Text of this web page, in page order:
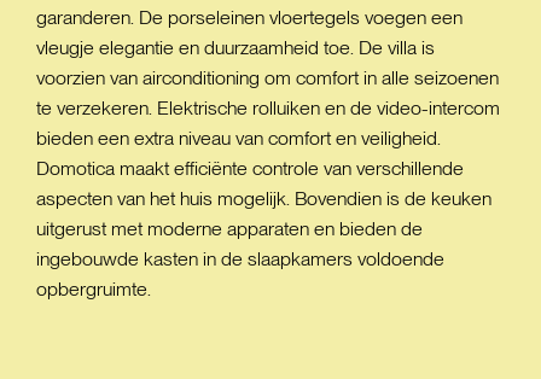
garanderen. De porseleinen vloertegels voegen een
vleugje elegantie en duurzaamheid toe. De villa is
voorzien van airconditioning om comfort in alle seizoenen
te verzekeren. Elektrische rolluiken en de video-intercom
bieden een extra niveau van comfort en veiligheid.
Domotica maakt efficiënte controle van verschillende
aspecten van het huis mogelijk. Bovendien is de keuken
uitgerust met moderne apparaten en bieden de
ingebouwde kasten in de slaapkamers voldoende
opbergruimte.